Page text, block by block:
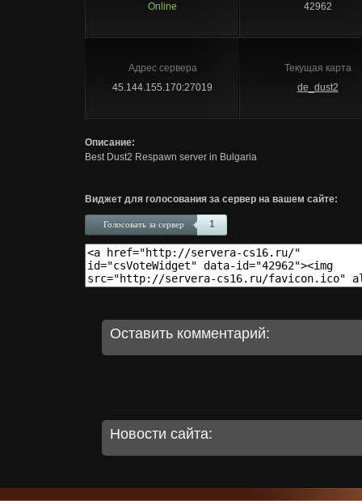
Online
42962
Адрес сервера
45.144.155.170:27019
Текущая карта
de_dust2
Описание:
Best Dust2 Respawn server in Bulgaria
Виджет для голосования за сервер на вашем сайте:
1
Голосовать за сервер
Оставить комментарий:
Новости сайта: